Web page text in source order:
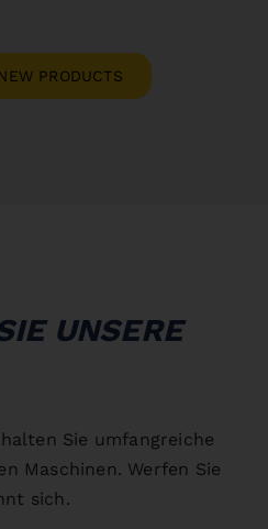
PRODUCTS
UNSERE
Sie umfangreiche
Maschinen. Werfen Sie
sich.